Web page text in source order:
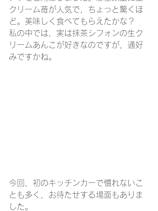
クリーム苺が人気で，ちょっと驚くほ
ど。美味しく食べてもらえたかな？
私の中では，実は抹茶シフォンの生ク
リームあんこが好きなのですが，通好
みですかね。
今回，初のキッチンカーで慣れないこ
とも多く，お待たせする場面もありま
した。